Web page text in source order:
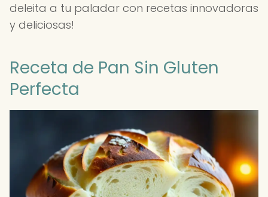
deleita a tu paladar con recetas innovadoras
y deliciosas!
Receta de Pan Sin Gluten
Perfecta